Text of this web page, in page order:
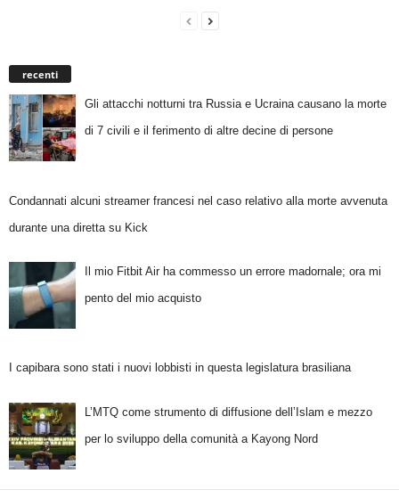
recenti
Gli attacchi notturni tra Russia e Ucraina causano la morte
di 7 civili e il ferimento di altre decine di persone
Condannati alcuni streamer francesi nel caso relativo alla morte avvenuta
durante una diretta su Kick
Il mio Fitbit Air ha commesso un errore madornale; ora mi
pento del mio acquisto
I capibara sono stati i nuovi lobbisti in questa legislatura brasiliana
L’MTQ come strumento di diffusione dell’Islam e mezzo
per lo sviluppo della comunità a Kayong Nord